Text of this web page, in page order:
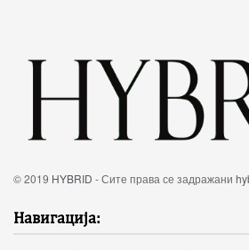
© 2019 HYBRID - Сите права се задражани
Навигација: